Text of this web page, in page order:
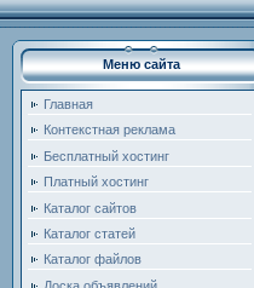
Меню сайта
Главная
Контекстная реклама
Бесплатный хостинг
Платный хостинг
Каталог сайтов
Каталог статей
Каталог файлов